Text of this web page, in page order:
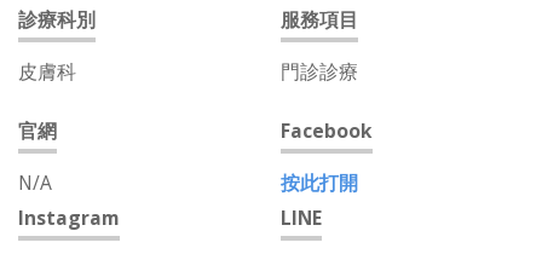
診療科別
皮膚科
服務項目
門診診療
官網
N/A
Facebook
按此打開
Instagram
LINE